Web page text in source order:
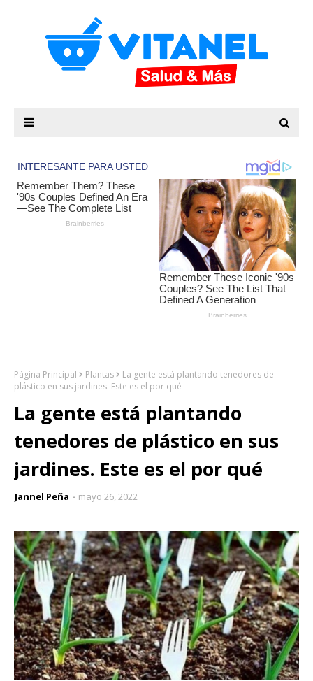
Página Principal Plantas
La gente está plantando tenedores de
plástico en sus jardines. Este es el por qué
La gente está plantando
tenedores de plástico en sus
jardines. Este es el por qué
Jannel Peña mayo 26, 2022